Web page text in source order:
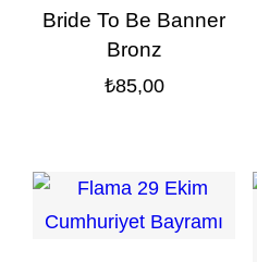
Bride To Be Banner
Bronz
₺85,00